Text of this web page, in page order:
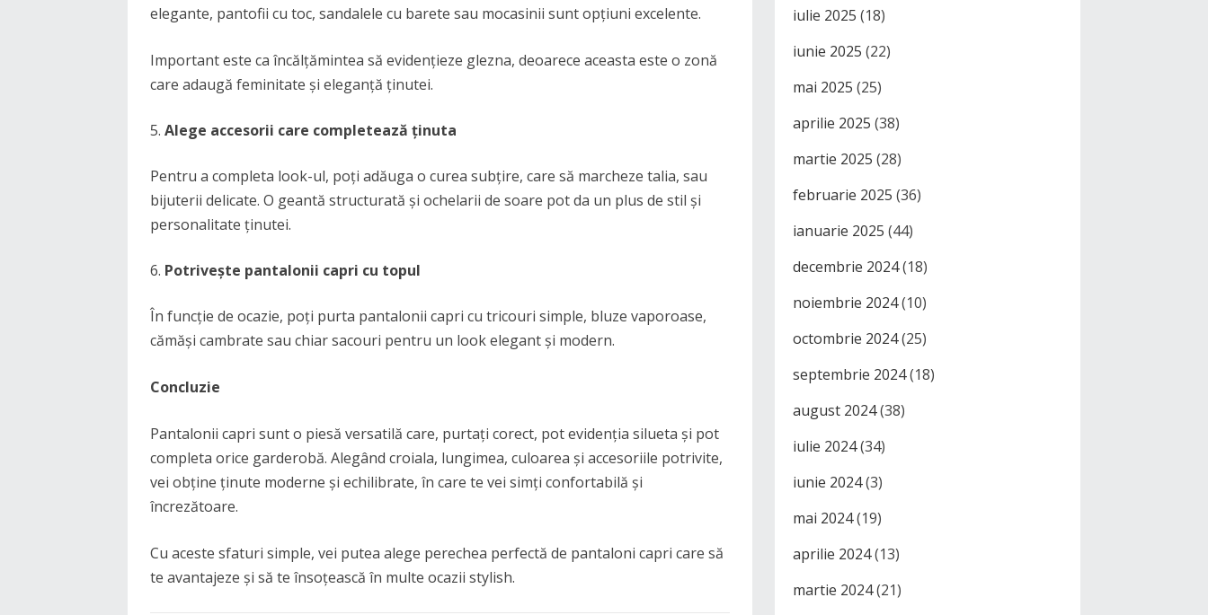
elegante, pantofii cu toc, sandalele cu barete sau mocasinii sunt opțiuni excelente.
Important este ca încălțămintea să evidențieze glezna, deoarece aceasta este o zonă
care adaugă feminitate și eleganță ținutei.
Alege accesorii care completează ținuta
Pentru a completa look-ul, poți adăuga o curea subțire, care să marcheze talia, sau
bijuterii delicate. O geantă structurată și ochelarii de soare pot da un plus de stil și
personalitate ținutei.
Potrivește pantalonii capri cu topul
În funcție de ocazie, poți purta pantalonii capri cu tricouri simple, bluze vaporoase,
cămăși cambrate sau chiar sacouri pentru un look elegant și modern.
Concluzie
Pantalonii capri sunt o piesă versatilă care, purtați corect, pot evidenția silueta și pot
completa orice garderobă. Alegând croiala, lungimea, culoarea și accesoriile potrivite,
vei obține ținute moderne și echilibrate, în care te vei simți confortabilă și
încrezătoare.
Cu aceste sfaturi simple, vei putea alege perechea perfectă de pantaloni capri care să
te avantajeze și să te însoțească în multe ocazii stylish.
iulie 2025 (18)
iunie 2025 (22)
mai 2025 (25)
aprilie 2025 (38)
martie 2025 (28)
februarie 2025 (36)
ianuarie 2025 (44)
decembrie 2024(18)
noiembrie 2024(10)
octombrie 2024(25)
septembrie 2024(18)
august 2024(38)
iulie 2024(34)
iunie 2024(3)
mai 2024(19)
aprilie 2024(13)
martie 2024(21)